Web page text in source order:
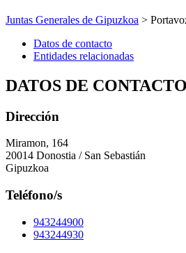
Juntas Generales de Gipuzkoa >
Datos de contacto
Entidades relacionadas
DATOS DE CONTACTO
Dirección
Miramon, 164
20014 Donostia / San Sebastián
Gipuzkoa
Teléfono/s
943244900
943244930